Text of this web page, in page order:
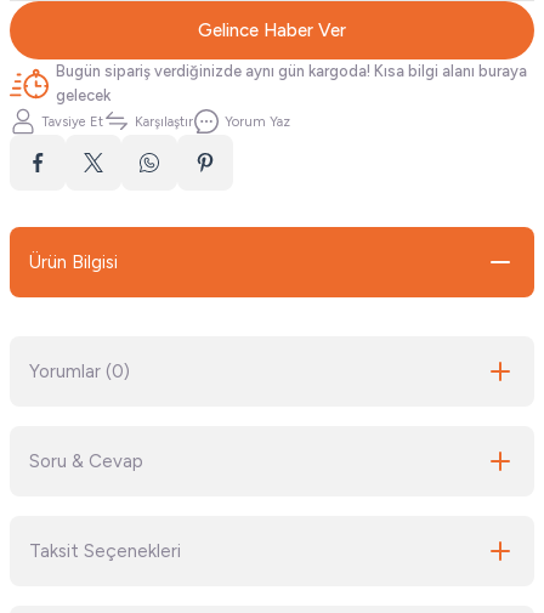
Gelince Haber Ver
Bugün sipariş verdiğinizde aynı gün kargoda! Kısa bilgi alanı buraya
gelecek
Tavsiye Et Karşılaştır Yorum Yaz
Ürün Bilgisi
Yorumlar (0)
Soru & Cevap
Taksit Seçenekleri